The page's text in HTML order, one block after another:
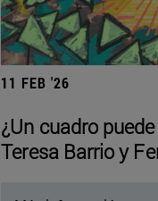
11 FEB '26
¿Un cuadro
Teresa Barrio y